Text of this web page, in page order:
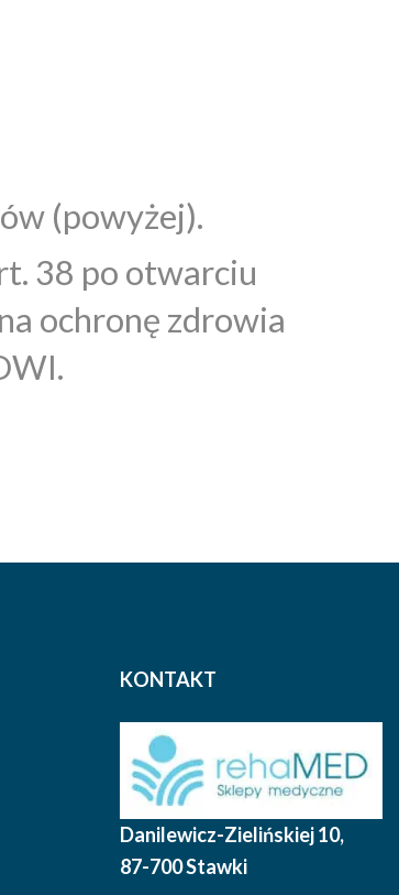
(powyżej).
38 po otwarciu
ochronę zdrowia
KONTAKT
Danilewicz-Zielińskiej 10,
87-700 Stawki